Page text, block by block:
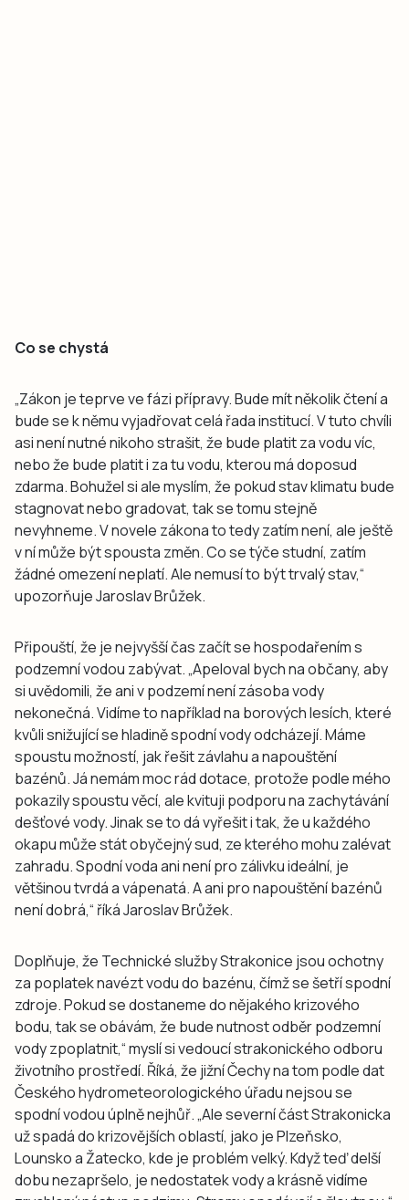
Co se chystá
„Zákon je teprve ve fázi přípravy. Bude mít několik čtení a
bude se k němu vyjadřovat celá řada institucí. V tuto chvíli
asi není nutné nikoho strašit, že bude platit za vodu víc,
nebo že bude platit i za tu vodu, kterou má doposud
zdarma. Bohužel si ale myslím, že pokud stav klimatu bude
stagnovat nebo gradovat, tak se tomu stejně
nevyhneme. V novele zákona to tedy zatím není, ale ještě
v ní může být spousta změn. Co se týče studní, zatím
žádné omezení neplatí. Ale nemusí to být trvalý stav,“
upozorňuje Jaroslav Brůžek.
Připouští, že je nejvyšší čas začít se hospodařením s
podzemní vodou zabývat. „Apeloval bych na občany, aby
si uvědomili, že ani v podzemí není zásoba vody
nekonečná. Vidíme to například na borových lesích, které
kvůli snižující se hladině spodní vody odcházejí. Máme
spoustu možností, jak řešit závlahu a napouštění
bazénů. Já nemám moc rád dotace, protože podle mého
pokazily spoustu věcí, ale kvituji podporu na zachytávání
dešťové vody. Jinak se to dá vyřešit i tak, že u každého
okapu může stát obyčejný sud, ze kterého mohu zalévat
zahradu. Spodní voda ani není pro zálivku ideální, je
většinou tvrdá a vápenatá. A ani pro napouštění bazénů
není dobrá,“ říká Jaroslav Brůžek.
Doplňuje, že Technické služby Strakonice jsou ochotny
za poplatek navézt vodu do bazénu, čímž se šetří spodní
zdroje. Pokud se dostaneme do nějakého krizového
bodu, tak se obávám, že bude nutnost odběr podzemní
vody zpoplatnit,“ myslí si vedoucí strakonického odboru
životního prostředí. Říká, že jižní Čechy na tom podle dat
Českého hydrometeorologického úřadu nejsou se
spodní vodou úplně nejhůř. „Ale severní část Strakonicka
už spadá do krizovějších oblastí, jako je Plzeňsko,
Lounsko a Žatecko, kde je problém velký. Když teď delší
dobu nezapršelo, je nedostatek vody a krásně vidíme